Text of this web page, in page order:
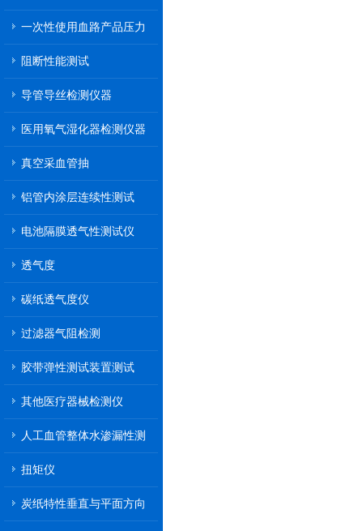
一次性使用血路产品压力
阻断性能测试
导管导丝检测仪器
医用氧气湿化器检测仪器
真空采血管抽
铝管内涂层连续性测试
电池隔膜透气性测试仪
透气度
碳纸透气度仪
过滤器气阻检测
胶带弹性测试装置测试
其他医疗器械检测仪
人工血管整体水渗漏性测
扭矩仪
炭纸特性垂直与平面方向